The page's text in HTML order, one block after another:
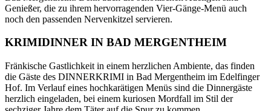
Genießer, die zu ihrem hervorragenden Vier-Gänge-Menü auch
noch den passenden Nervenkitzel servieren.
KRIMIDINNER IN BAD MERGENTHEIM
Fränkische Gastlichkeit in einem herzlichen Ambiente, das finden
die Gäste des DINNERKRIMI in Bad Mergentheim im Edelfinger
Hof. Im Verlauf eines hochkarätigen Menüs sind die Dinnergäste
herzlich eingeladen, bei einem kuriosen Mordfall im Stil der